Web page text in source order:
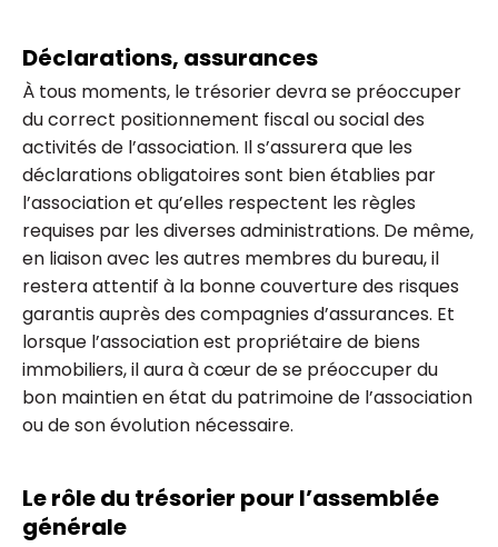
Déclarations, assurances
À tous moments, le trésorier devra se préoccuper
du correct positionnement fiscal ou social des
activités de l’association. Il s’assurera que les
déclarations obligatoires sont bien établies par
l’association et qu’elles respectent les règles
requises par les diverses administrations. De même,
en liaison avec les autres membres du bureau, il
restera attentif à la bonne couverture des risques
garantis auprès des compagnies d’assurances. Et
lorsque l’association est propriétaire de biens
immobiliers, il aura à cœur de se préoccuper du
bon maintien en état du patrimoine de l’association
ou de son évolution nécessaire.
Le rôle du trésorier pour l’assemblée
générale